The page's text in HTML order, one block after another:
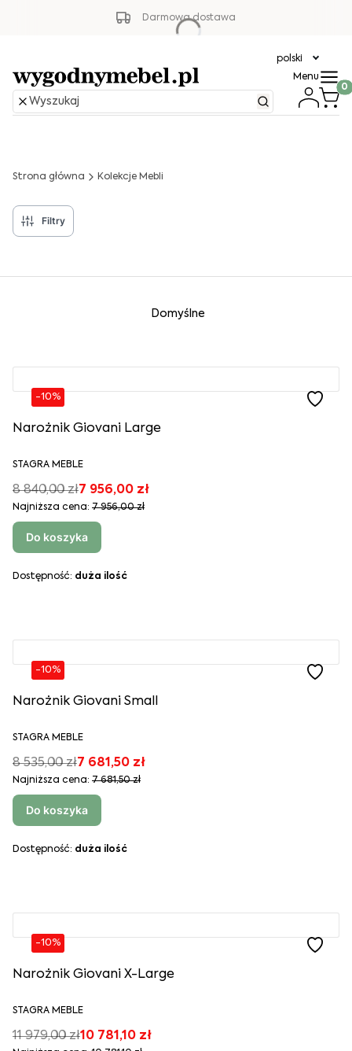
Darmowa dostawa
polski
Menu
Strona główna Kolekcje Mebli
Filtry
Domyślne
-10%
Narożnik Giovani Large
STAGRA MEBLE
8 840,00 zł7 956,00 zł
Najniższa cena: 7 956,00 zł
Do koszyka
Dostępność: duża ilość
-10%
Narożnik Giovani Small
STAGRA MEBLE
8 535,00 zł7 681,50 zł
Najniższa cena: 7 681,50 zł
Do koszyka
Dostępność: duża ilość
-10%
Narożnik Giovani X-Large
STAGRA MEBLE
11 979,00 zł10 781,10 zł